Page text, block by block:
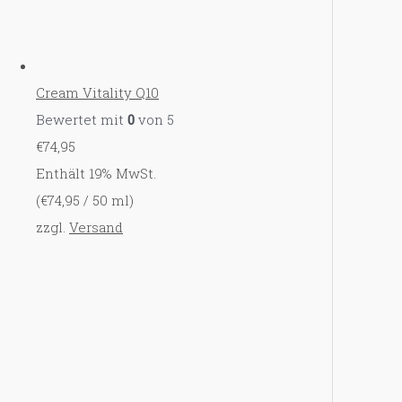
Cream Vitality Q10
Bewertet mit 0 von 5
€74,95
Enthält 19% MwSt.
(€74,95 / 50 ml)
zzgl. Versand